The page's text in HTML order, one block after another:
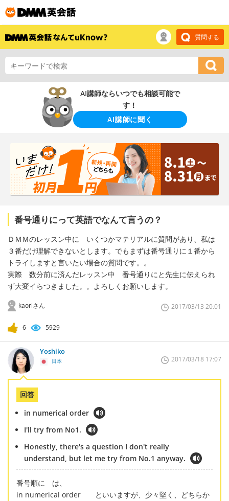
質問する
AI講師ならいつでも相談可能で
す！
AI講師に聞く
番号通りにって英語でなんて言うの？
ＤＭＭのレッスン中に いくつかマテリアルに質問があり、私は
３番だけ理解できないとします。でもまずは番号通りに１番から
トライしますと言いたい場合の質問です。。
実際 数分前に済んだレッスン中 番号通りにと先生に伝えられ
ず大変イらつきました。。よろしくお願いします。
kaoriさん 2017/03/13 20:01
6 5929
Yoshiko
日本 2017/03/18 17:07
回答
in numerical order
I'll try from No1.
Honestly, there's a question I don't really
understand, but let me try from No.1 anyway.
番号順に は、
in numerical order といいますが、少々堅く、どちらか